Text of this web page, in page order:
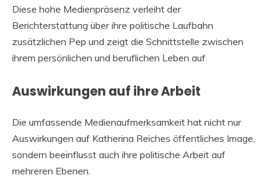
Diese hohe Medienpräsenz verleiht der
Berichterstattung über ihre politische Laufbahn
zusätzlichen Pep und zeigt die Schnittstelle zwischen
ihrem persönlichen und beruflichen Leben auf.
Auswirkungen auf ihre Arbeit
Die umfassende Medienaufmerksamkeit hat nicht nur
Auswirkungen auf Katherina Reiches öffentliches Image,
sondern beeinflusst auch ihre politische Arbeit auf
mehreren Ebenen.